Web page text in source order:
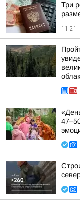
Три
11:21